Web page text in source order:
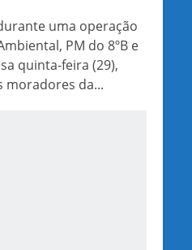
uma operação
PM do 8ºB e
quinta-feira (29),
moradores da...